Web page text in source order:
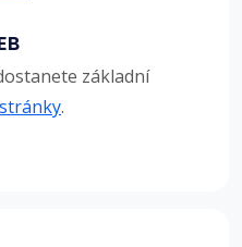
základní
.